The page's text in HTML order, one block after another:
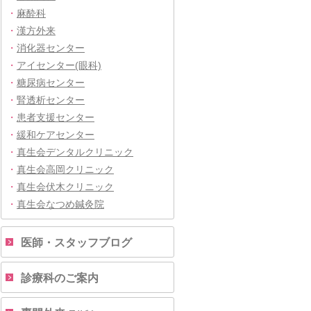
・ 麻酔科
・ 漢方外来
・ 消化器センター
・ アイセンター(眼科)
・ 糖尿病センター
・ 腎透析センター
・ 患者支援センター
・ 緩和ケアセンター
・ 真生会デンタルクリニック
・ 真生会高岡クリニック
・ 真生会伏木クリニック
・ 真生会なつめ鍼灸院
医師・スタッフブログ
診療科のご案内